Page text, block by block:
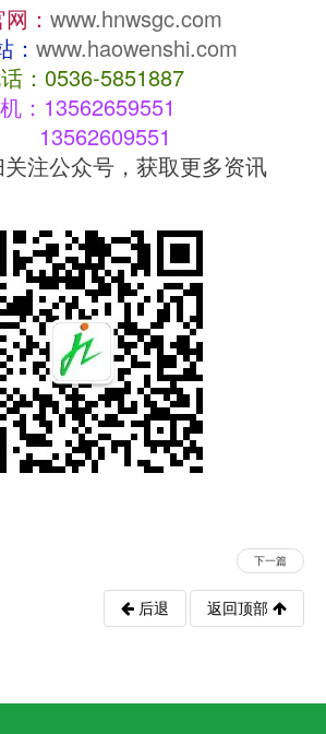
： www.hnwsgc.com
： www.haowenshi.com
：0536-5851887
：13562659551
13562609551
注公众号，获取更多资讯
下一篇
后退 返回顶部